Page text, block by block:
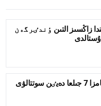
زاڭسىز التىن ٶندٸرگەن
بلوگەر قايسار قامزا 7 جىلعا دەيٸن سوتتالۋى